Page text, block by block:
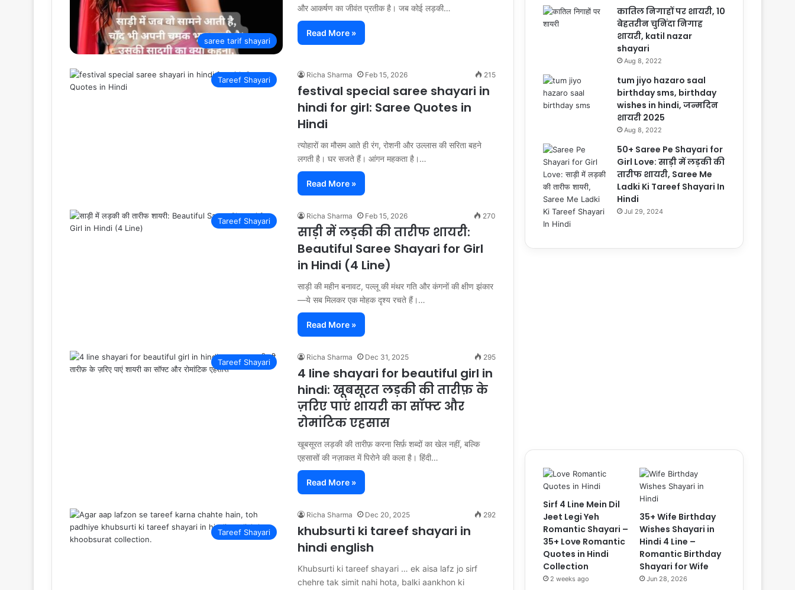
saree tarif shayari
और आकर्षण का जीवंत प्रतीक है। जब कोई लड़की…
Read More »
Tareef Shayari
Richa Sharma Feb 15, 2026 215
festival special saree shayari in
hindi for girl: Saree Quotes in
Hindi
त्योहारों का मौसम आते ही रंग, रोशनी और उल्लास की सरिता बहने
लगती है। घर सजते हैं। आंगन महकता है।…
Read More »
Tareef Shayari
Richa Sharma Feb 15, 2026 270
साड़ी में लड़की की तारीफ शायरी:
Beautiful Saree Shayari for Girl
in Hindi (4 Line)
साड़ी की महीन बनावट, पल्लू की मंथर गति और कंगनों की क्षीण झंकार
—ये सब मिलकर एक मोहक दृश्य रचते हैं।…
Read More »
Tareef Shayari
Richa Sharma Dec 31, 2025 295
4 line shayari for beautiful girl in
hindi: खूबसूरत लड़की की तारीफ़ के
ज़रिए पाएं शायरी का सॉफ्ट और
रोमांटिक एहसास
खूबसूरत लड़की की तारीफ़ करना सिर्फ़ शब्दों का खेल नहीं, बल्कि
एहसासों की नज़ाकत में पिरोने की कला है। हिंदी…
Read More »
Tareef Shayari
Richa Sharma Dec 20, 2025 292
khubsurti ki tareef shayari in
hindi english
Khubsurti ki tareef shayari … ek aisa lafz jo sirf
chehre tak simit nahi hota, balki aankhon ki
कातिल निगाहों पर शायरी, 10
बेहतरीन चुनिंदा निगाह
शायरी, katil nazar
shayari
Aug 8, 2022
tum jiyo hazaro saal
birthday sms, birthday
wishes in hindi, जन्मदिन
शायरी 2025
Aug 8, 2022
50+ Saree Pe Shayari for
Girl Love: साड़ी में लड़की की
तारीफ शायरी, Saree Me
Ladki Ki Tareef Shayari In
Hindi
Jul 29, 2024
Sirf 4 Line Mein Dil
Jeet Legi Yeh
Romantic Shayari –
35+ Love Romantic
Quotes in Hindi
Collection
2 weeks ago
35+ Wife Birthday
Wishes Shayari in
Hindi 4 Line –
Romantic Birthday
Shayari for Wife
Jun 28, 2026